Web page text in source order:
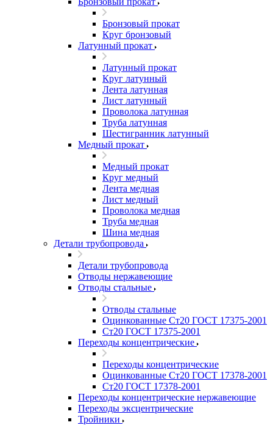
Бронзовый прокат
Круг бронзовый
Латунный прокат
Латунный прокат
Круг латунный
Лента латунная
Лист латунный
Проволока латунная
Труба латунная
Шестигранник латунный
Медный прокат
Медный прокат
Круг медный
Лента медная
Лист медный
Проволока медная
Труба медная
Шина медная
Детали трубопровода
Детали трубопровода
Отводы нержавеющие
Отводы стальные
Отводы стальные
Оцинкованные Ст20 ГОСТ 17375-2001
Ст20 ГОСТ 17375-2001
Переходы концентрические
Переходы концентрические
Оцинкованные Ст20 ГОСТ 17378-2001
Ст20 ГОСТ 17378-2001
Переходы концентрические нержавеющие
Переходы эксцентрические
Тройники